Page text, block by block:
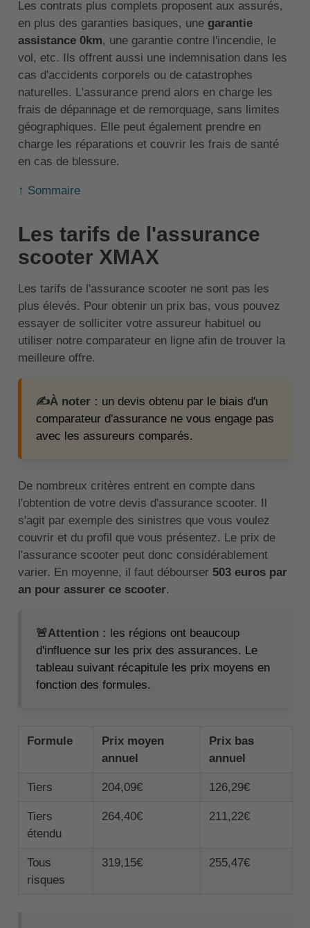
Les contrats plus complets proposent aux assurés,
en plus des garanties basiques, une garantie
assistance 0km, une garantie contre l'incendie, le
vol, etc. Ils offrent aussi une indemnisation dans les
cas d'accidents corporels ou de catastrophes
naturelles. L'assurance prend alors en charge les
frais de dépannage et de remorquage, sans limites
géographiques. Elle peut également prendre en
charge les réparations et couvrir les frais de santé
en cas de blessure.
↑ Sommaire
Les tarifs de l'assurance
scooter XMAX
Les tarifs de l'assurance scooter ne sont pas les
plus élevés. Pour obtenir un prix bas, vous pouvez
essayer de solliciter votre assureur habituel ou
utiliser notre comparateur en ligne afin de trouver la
meilleure offre.
✍️À noter : un devis obtenu par le biais d'un
comparateur d'assurance ne vous engage pas
avec les assureurs comparés.
De nombreux critères entrent en compte dans
l'obtention de votre devis d'assurance scooter. Il
s'agit par exemple des sinistres que vous voulez
couvrir et du profil que vous présentez. Le prix de
l'assurance scooter peut donc considérablement
varier. En moyenne, il faut débourser 503 euros par
an pour assurer ce scooter.
🚨Attention : les régions ont beaucoup
d'influence sur les prix des assurances. Le
tableau suivant récapitule les prix moyens en
fonction des formules.
Formule
Prix moyen
annuel
Prix bas
annuel
Tiers 204,09€ 126,29€
Tiers
étendu
264,40€ 211,22€
Tous
risques
319,15€ 255,47€